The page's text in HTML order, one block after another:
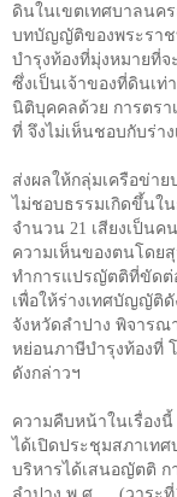
ดินในเขตเทศบาลนค
บทบัญญัติของพระรา
บำรุงท้องที่มุ่งหมายที่
ซึ่งเป็นเจ้าของที่ดินเ
นิติบุคคลด้วย การตรา
ที่ จึงไม่เห็นชอบกับร่า
ส่งผลให้กลุ่มเครือข่า
ไม่ชอบธรรมเกิดขึ้นใ
จำนวน 21 เสียงเป็น
ความเห็นของตนโดยสุ
ทำการแปรญัตติที่ขัดต่
เพื่อให้ร่างเทศบัญญัติดั
จังหวัดลำปาง พิจารณ
หย่อนภาษีบำรุงท้องที่
ดังกล่าวฯ
ความคืบหน้าในเรื่องนี้
ได้เปิดประชุมสภาเท
บริหารได้เสนอญัตติ ก